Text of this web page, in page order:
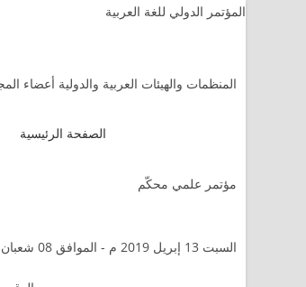
المؤتمر الدولي للغة العربية
المنظمات والهيئات العربية والدولية أعضاء
الصفحة الرئيسية
مؤتمر علمي محكّم
السبت 13 إبريل 2019 م - الموافق 08 شعبان 1440 هـ